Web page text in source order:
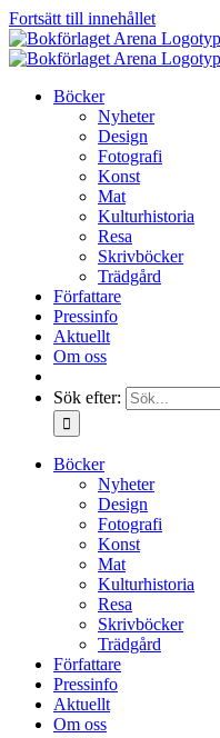
Fortsätt till innehållet
Böcker
Nyheter
Design
Fotografi
Konst
Mat
Kulturhistoria
Resa
Skrivböcker
Trädgård
Författare
Pressinfo
Aktuellt
Om oss
Sök efter:
Böcker
Nyheter
Design
Fotografi
Konst
Mat
Kulturhistoria
Resa
Skrivböcker
Trädgård
Författare
Pressinfo
Aktuellt
Om oss